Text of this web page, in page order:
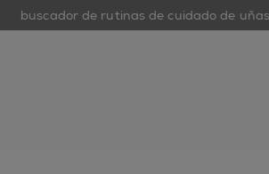
buscador de rutinas de cuidado de uñas